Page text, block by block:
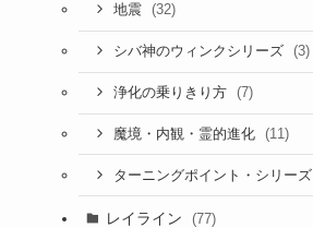
地震 (32)
シバ神のウィンクシリーズ (3)
浄化の乗りきり方 (7)
魔境・内観・霊的進化 (11)
ターニングポイント・シリーズ
レイライン (77)